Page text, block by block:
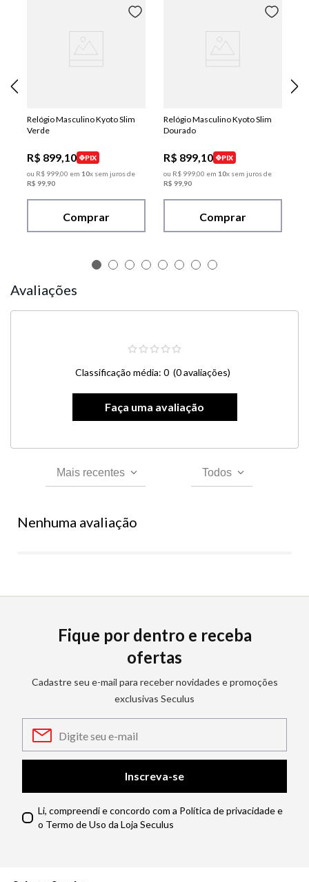
Relógio Masculino Kyoto Slim
Verde
R$ 899,10
PIX
ou R$ 99900 em 10x sem juros de
R$ 99 90
Comprar
Relógio Masculino Kyoto Slim
Dourado
R$ 899,10
PIX
ou R$ 99900 em 10x sem juros de
R$ 99 90
Comprar
Avaliações
Classificação média: 0 (0 avaliações)
Mais recentes Todos
Nenhuma avaliação
Fique por dentro e receba
ofertas
Cadastre seu e-mail para receber novidades e promoções
exclusivas Seculus
Inscreva-se
Li, compreendi e concordo com a Política de privacidade e
o Termo de Uso da Loja Seculus